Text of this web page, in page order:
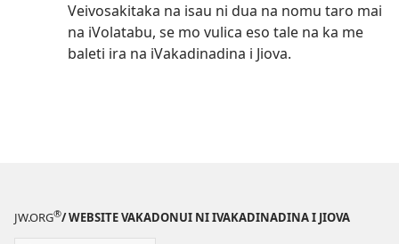
Veivosakitaka na isau ni dua na nomu taro mai
na iVolatabu, se mo vulica eso tale na ka me
baleti ira na iVakadinadina i Jiova.
JW.ORG®/ WEBSITE VAKADONUI NI IVAKADINADINA I JIOVA